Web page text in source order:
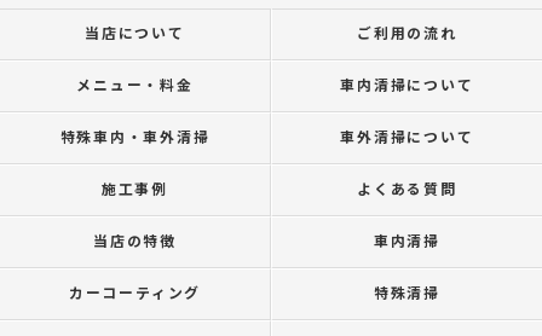
当店について ご利用の流れ
メニュー・料金 車内清掃について
特殊車内・車外清掃 車外清掃について
施工事例 よくある質問
当店の特徴 車内清掃
カーコーティング 特殊清掃